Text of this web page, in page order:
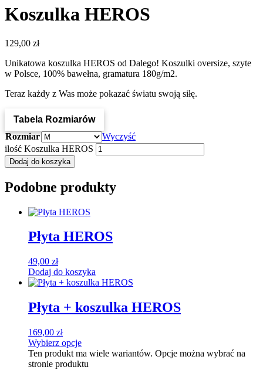
Koszulka HEROS
129,00 zł
Unikatowa koszulka HEROS od Dalego! Koszulki oversize, szyte
w Polsce, 100% bawełna, gramatura 180g/m2.
Teraz każdy z Was może pokazać światu swoją siłę.
Tabela Rozmiarów
Rozmiar
Wyczyść
ilość Koszulka HEROS
Dodaj do koszyka
Podobne produkty
Płyta HEROS
49,00 zł
Dodaj do koszyka
Płyta + koszulka HEROS
169,00 zł
Wybierz opcje
Ten produkt ma wiele wariantów. Opcje można wybrać na
stronie produktu